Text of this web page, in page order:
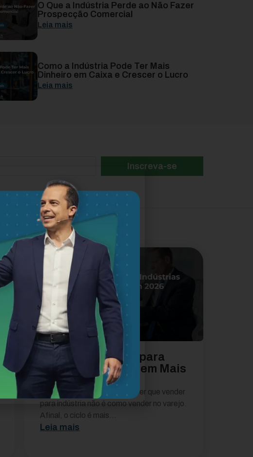
O Que a Indústria Perde ao Não Fazer
Prospecção Comercial
Leia mais
Como a Indústria Pode Ter Mais
Dinheiro em Caixa e Crescer o Lucro
Leia mais
Inscreva-se
Dicas Comerciais para
Indústrias Faturarem Mais
em 2026
Antes de tudo, vale reconhecer que vender
para indústria não é como vender no varejo.
Afinal, o ciclo é mais...
Leia mais